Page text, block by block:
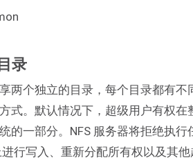
录
两个独立的目录，每个目录都有
式。默认情况下，超级用户有权
的一部分。NFS 服务器将拒绝执
进行写入、重新分配所有权以及其